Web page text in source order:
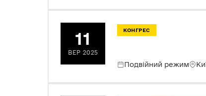
11
ВЕР 2025
КОНГРЕС
Подвійний режим